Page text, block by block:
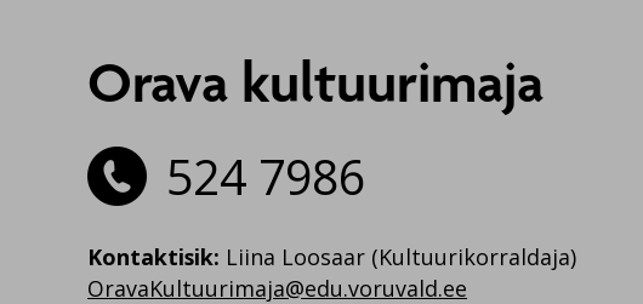
Orava kultuurimaja
 524 7986
Kontaktisik: Liina Loosaar (Kultuurikorraldaja)
OravaKultuurimaja@edu.voruvald.ee